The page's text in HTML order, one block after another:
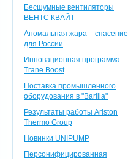
Бесшумные вентиляторы
ВЕНТС КВАЙТ
Аномальная жара – спасение
для России
Инновационная программа
Trane Boost
Поставка промышленного
оборудования в "Barilla"
Результаты работы Ariston
Thermo Group
Новинки UNIPUMP
Персонифицированная